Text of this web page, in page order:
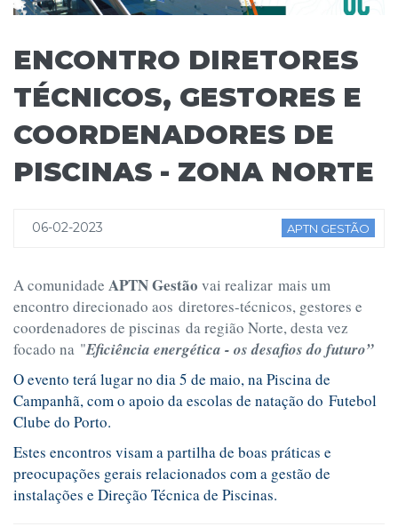
ENCONTRO DIRETORES
TÉCNICOS, GESTORES E
COORDENADORES DE
PISCINAS - ZONA NORTE
06-02-2023 APTN GESTÃO
A comunidade APTN Gestão vai realizar mais um
encontro direcionado aos diretores-técnicos, gestores e
coordenadores de piscinas da região Norte, desta vez
focado na "Eficiência energética - os desafios do futuro”
O evento terá lugar no dia 5 de maio, na Piscina de
Campanhã, com o apoio da escolas de natação do Futebol
Clube do Porto.
Estes encontros visam a partilha de boas práticas e
preocupações gerais relacionados com a gestão de
instalações e Direção Técnica de Piscinas.